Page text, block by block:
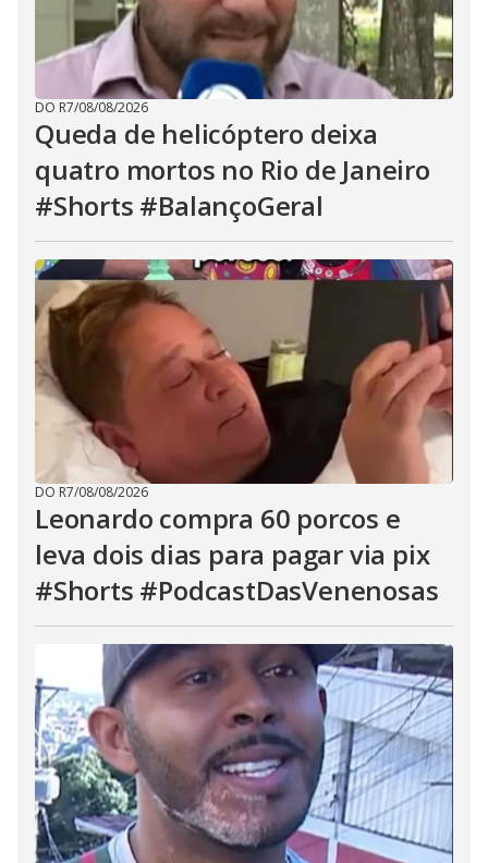
DO R7/08/08/2026
Queda de helicóptero deixa
quatro mortos no Rio de Janeiro
#Shorts #BalançoGeral
DO R7/08/08/2026
Leonardo compra 60 porcos e
leva dois dias para pagar via pix
#Shorts #PodcastDasVenenosas